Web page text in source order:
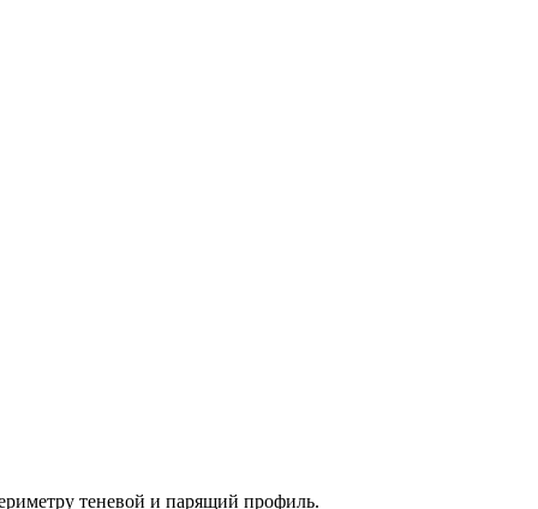
теневой и парящий профиль.